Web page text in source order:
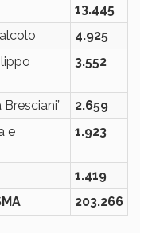
13.445
4.925
3.552
2.659
e
1.923
1.419
203.266